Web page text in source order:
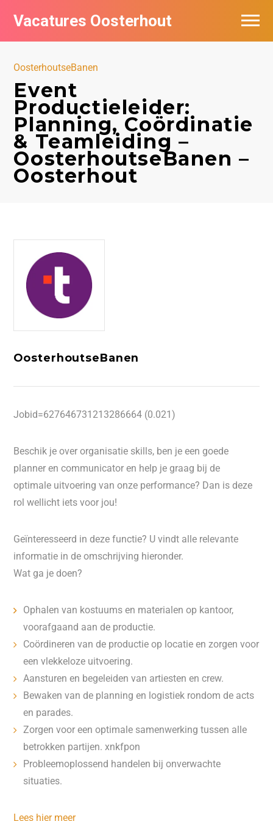
Vacatures Oosterhout
OosterhoutseBanen
Event
Productieleider:
Planning, Coördinatie
& Teamleiding –
OosterhoutseBanen –
Oosterhout
OosterhoutseBanen
Jobid=627646731213286664 (0.021)
Beschik je over organisatie skills, ben je een goede
planner en communicator en help je graag bij de
optimale uitvoering van onze performance? Dan is deze
rol wellicht iets voor jou!
Geïnteresseerd in deze functie? U vindt alle relevante
informatie in de omschrijving hieronder.
Wat ga je doen?
Ophalen van kostuums en materialen op kantoor,
voorafgaand aan de productie.
Coördineren van de productie op locatie en zorgen voor
een vlekkeloze uitvoering.
Aansturen en begeleiden van artiesten en crew.
Bewaken van de planning en logistiek rondom de acts
en parades.
Zorgen voor een optimale samenwerking tussen alle
betrokken partijen. xnkfpon
Probleemoplossend handelen bij onverwachte
situaties.
Lees hier meer
Vacatures per bedrijf